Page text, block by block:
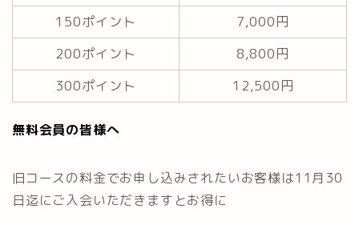
150ポイント
7,000円
200ポイント
8,800円
300ポイント
12,500円
無料会員の皆様へ
旧コースの料金でお申し込みされたいお客様は11月30
日迄にご入会いただきますとお得に